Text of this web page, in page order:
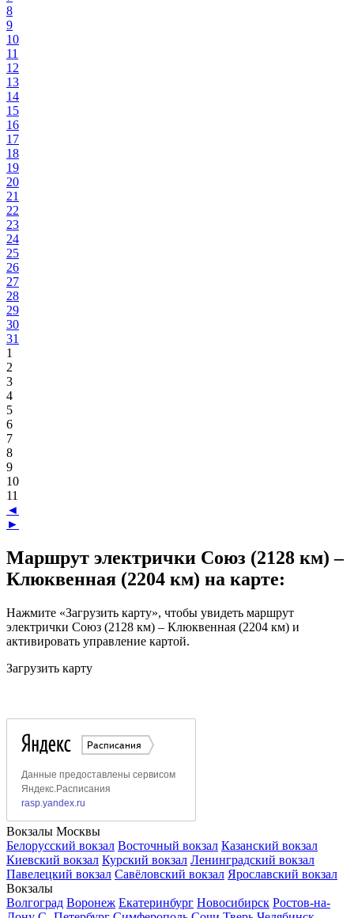
8
9
10
11
12
13
14
15
16
17
18
19
20
21
22
23
24
25
26
27
28
29
30
31
1
2
3
4
5
6
7
8
9
10
11
◄
►
Маршрут электрички Союз (2128 км) –
Клюквенная (2204 км) на карте:
Нажмите «Загрузить карту», чтобы увидеть маршрут
электрички Союз (2128 км) – Клюквенная (2204 км) и
активировать управление картой.
Загрузить карту
Вокзалы Москвы
Белорусский вокзал Восточный вокзал Казанский вокзал
Киевский вокзал Курский вокзал Ленинградский вокзал
Павелецкий вокзал Савёловский вокзал Ярославский вокзал
Вокзалы
Волгоград Воронеж Екатеринбург Новосибирск Ростов-на-